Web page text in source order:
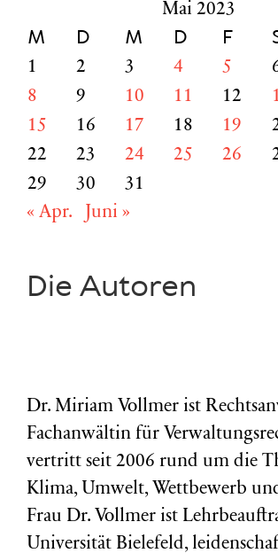
Mai 2023
M D M D F
1 2 3 4 5
8
9 10 11 12
15
16 17 18 19
22
23 24 25 26
29
30
31
« Apr.
Juni »
Die Autoren
Dr. Miriam Vollmer ist
Fachanwältin für
vertritt seit 2006 rund um die
Klima, Umwelt, Wettbewerb
Frau Dr. Vollmer ist
Universität Bielefeld,